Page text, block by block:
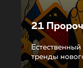
21
тренды